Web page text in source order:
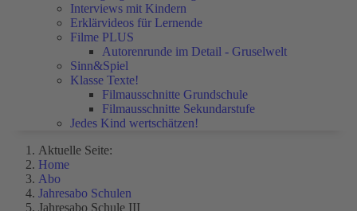
Interviews mit Kindern
Erklärvideos für Lernende
Filme PLUS
Autorenrunde im Detail - Gruselwelt
Sinn&Spiel
Klasse Texte!
Filmausschnitte Grundschule
Filmausschnitte Sekundarstufe
Jedes Kind wertschätzen!
Aktuelle Seite:
Home
Abo
Jahresabo Schulen
Jahresabo Schule III